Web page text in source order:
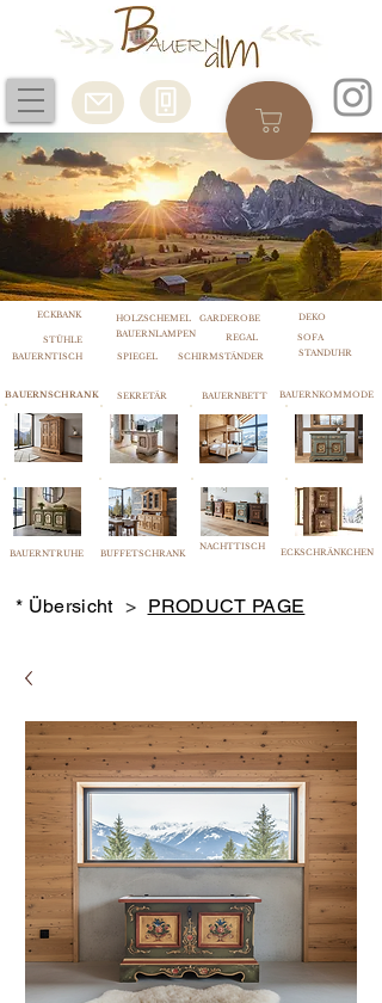
BAUERNTISCH SPIEGEL SCHIRMSTÄNDER
BAUERNSCHRANK SEKRETÄR
BAUERNTRUHE BUFFETSCHRANK
BAUERNBETT
NACHTTISCH
STANDUHR
BAUERNKOMMODE
ECKSCHRÄNKCHEN
* Übersicht > PRODUCT PAGE
BAUERNLAMPEN REGAL SOFA
ECKBANK
STÜHLE
HOLZSCHEMEL GARDEROBE DEKO